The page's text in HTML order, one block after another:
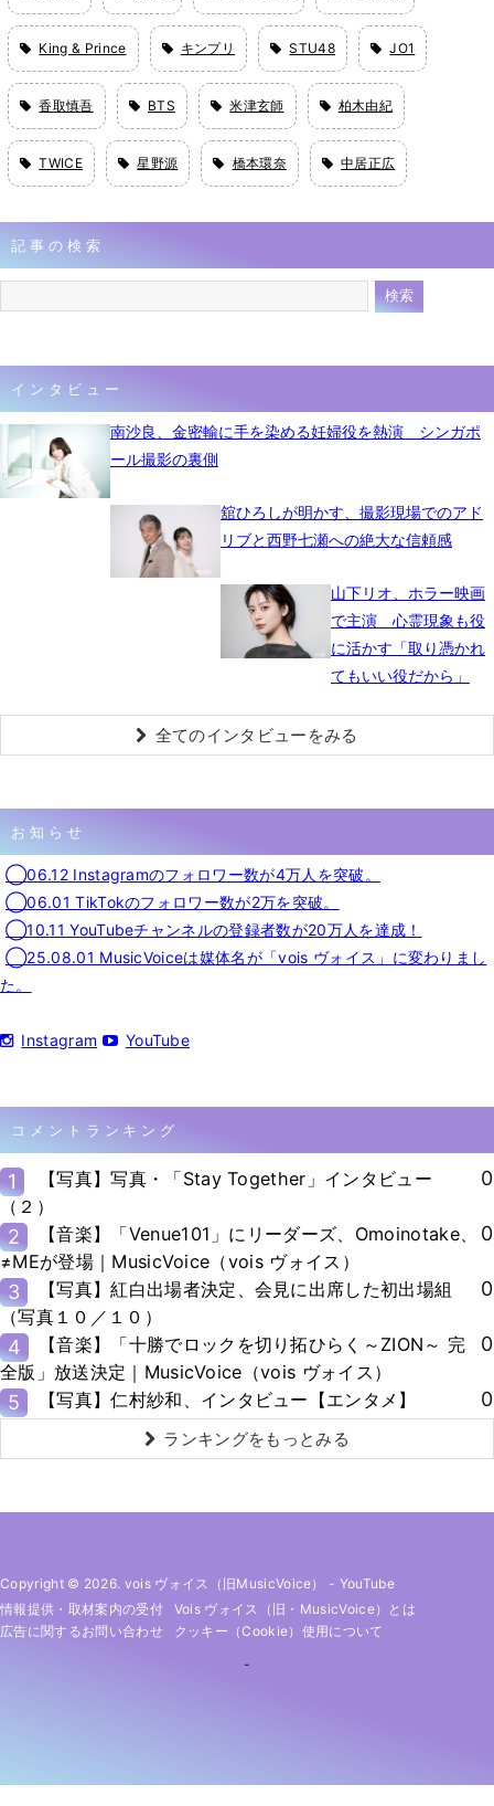
King & Prince キンプリ STU48 JO1
香取慎吾 BTS 米津玄師 柏木由紀
TWICE 星野源 橋本環奈 中居正広
記事の検索
インタビュー
南沙良、金密輸に手を染める妊婦役を熱演 シンガポ
ール撮影の裏側
舘ひろしが明かす、撮影現場でのアド
リブと西野七瀬への絶大な信頼感
山下リオ、ホラー映画
で主演 心霊現象も役
に活かす「取り憑かれ
てもいい役だから」
全てのインタビューをみる
お知らせ
◯06.12 Instagramのフォロワー数が4万人を突破。
◯06.01 TikTokのフォロワー数が2万を突破。
◯10.11 YouTubeチャンネルの登録者数が20万人を達成！
◯25.08.01 MusicVoiceは媒体名が「vois ヴォイス」に変わりまし
た。
Instagram YouTube
コメントランキング
1
【写真】写真・「Stay Together」インタビュー
（２）
0
2
【音楽】「Venue101」にリーダーズ、Omoinotake、
≠MEが登場｜MusicVoice（vois ヴォイス）
0
3
【写真】紅白出場者決定、会見に出席した初出場組
（写真１０／１０）
0
4
【音楽】「十勝でロックを切り拓ひらく～ZION～ 完
全版」放送決定｜MusicVoice（vois ヴォイス）
0
5 【写真】仁村紗和、インタビュー【エンタメ】 0
ランキングをもっとみる
Copyright © 2026. vois ヴォイス（旧MusicVoice） - YouTube
情報提供・取材案内の受付
Vois ヴォイス（旧・MusicVoice）とは
広告に関するお問い合わせ
クッキー（cookie）使用について
-